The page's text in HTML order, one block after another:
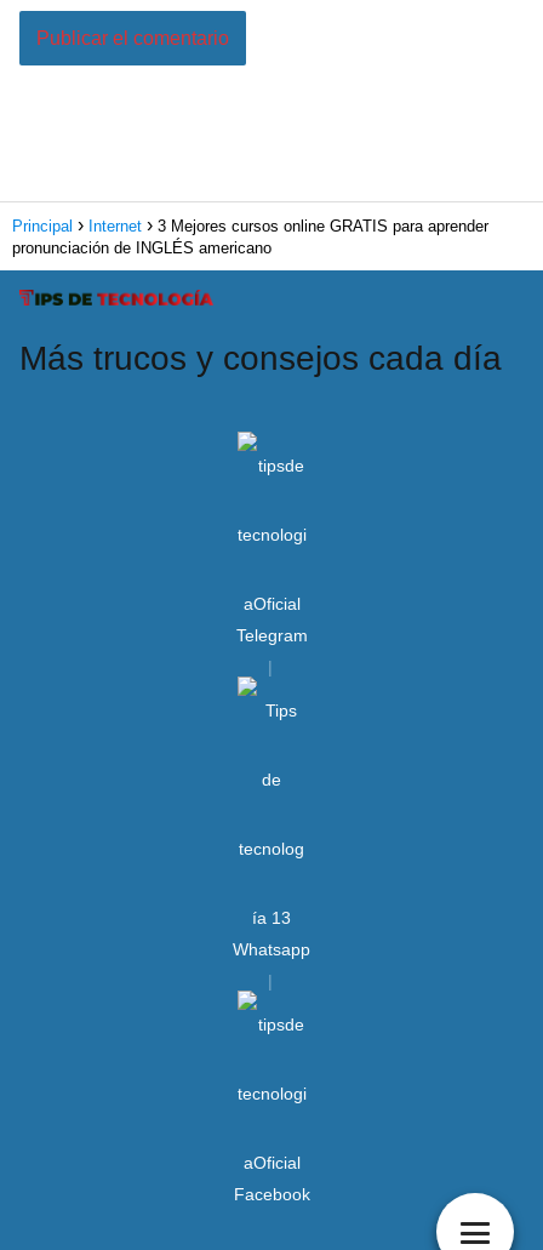
Principal Internet
3 Mejores cursos online GRATIS para aprender
pronunciación de INGLÉS americano
Más trucos y consejos cada día
Telegram
Whatsapp
Facebook